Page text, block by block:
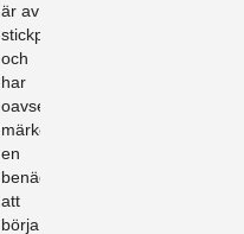
är av
stickproppskaraktär
och
har
oavsett
märke
en
benägenhet
att
börja